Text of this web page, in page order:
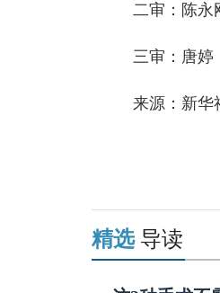
二审：陈永
三审：唐婷
来源：新华
精选导读